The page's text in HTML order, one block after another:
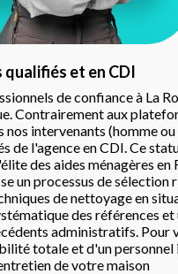
et en CDI
de confiance à La
Contrairement aux
nos intervenants (homme
de l'agence en CDI. Ce
des aides ménagères en
un processus de sélection
de nettoyage en
des références et
administratifs. Pour
totale et d'un personnel
de votre maison